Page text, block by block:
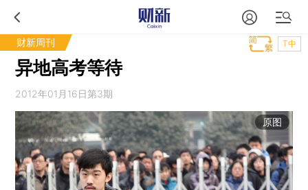
财新周刊 T中
异地高考等待
2012年01月16日第3期
原图